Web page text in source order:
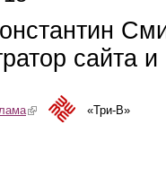
сайта
(link is external)«Три-В»